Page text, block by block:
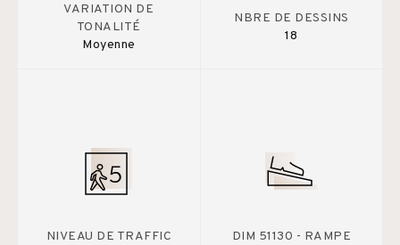
VARIATION DE
TONALITÉ
Moyenne
NBRE DE DESSINS
18
NIVEAU DE TRAFFIC
DIM 51130 - RAMPE